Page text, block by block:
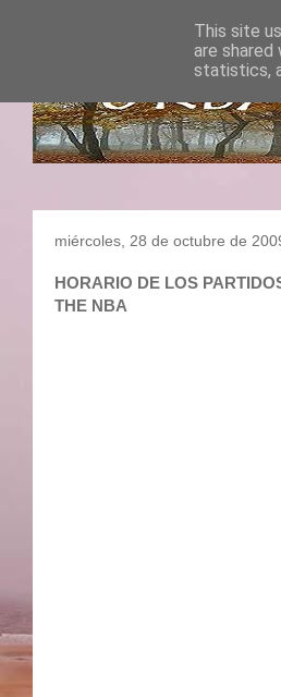
miércoles, 28 de octubre de
HORARIO DE LOS
THE NBA
This site
are
statistics,